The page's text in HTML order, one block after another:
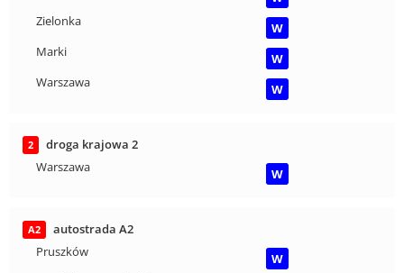
Zielonka
W
Marki
W
Warszawa
W
2
droga krajowa 2
Warszawa
W
A2
autostrada A2
Pruszków
W